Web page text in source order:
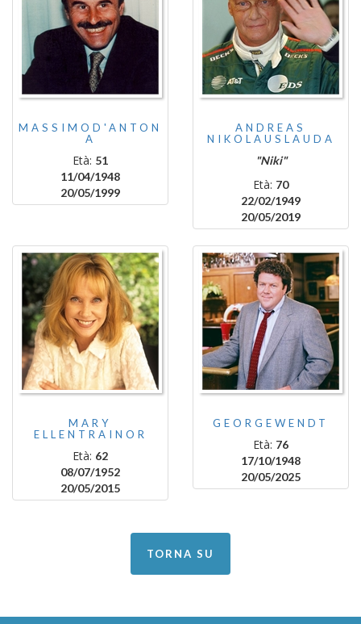
MASSIMOD'ANTON
A
Età: 51
11/04/1948
20/05/1999
ANDREAS
NIKOLAUSLAUDA
"Niki"
Età: 70
22/02/1949
20/05/2019
MARY
ELLENTRAINOR
Età: 62
08/07/1952
20/05/2015
GEORGEWENDT
Età: 76
17/10/1948
20/05/2025
TORNA SU